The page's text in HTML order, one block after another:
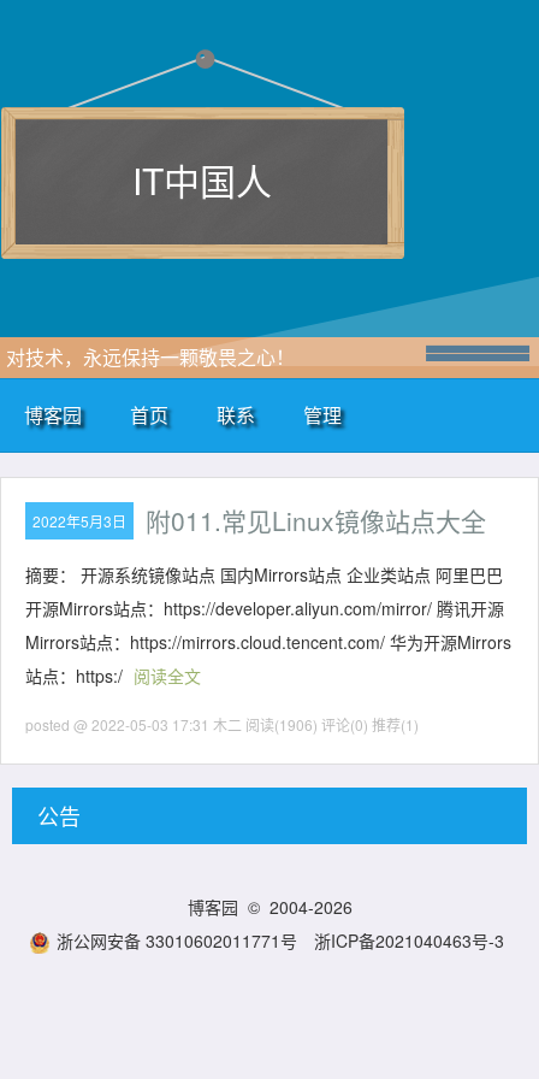
IT中国人
对技术，永远保持一颗敬畏之心！
博客园 首页 联系 管理
2022年5月3日 附011.常见Linux镜像站点大全
摘要： 开源系统镜像站点 国内Mirrors站点 企业类站点 阿里巴巴
开源Mirrors站点：https://developer.aliyun.com/mirror/ 腾讯开源
Mirrors站点：https://mirrors.cloud.tencent.com/ 华为开源Mirrors
站点：https:/ 阅读全文
posted @ 2022-05-03 17:31 木二 阅读(1906) 评论(0) 推荐(1)
公告
博客园 © 2004-2026
浙公网安备 33010602011771号
浙ICP备2021040463号-3